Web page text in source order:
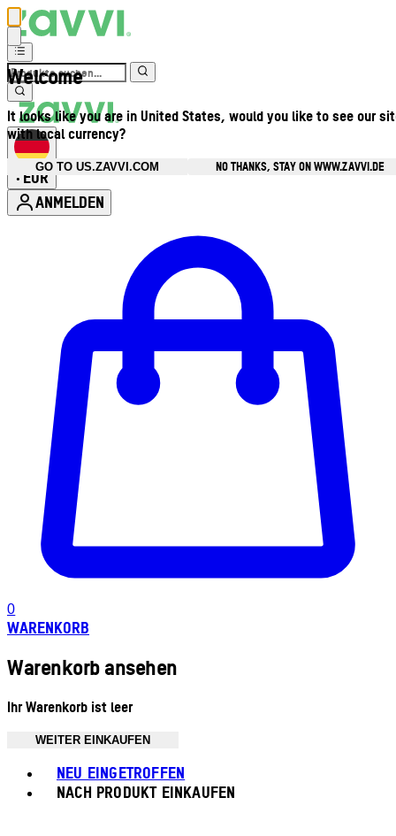
Welcome
It looks like you are in United States, would you like to see our
with local currency?
GO TO US.ZAVVI.COM
NO THANKS, STAY ON WWW.ZAVVI.DE
• EUR
ANMELDEN
0
WARENKORB
Warenkorb ansehen
Ihr Warenkorb ist leer
WEITER EINKAUFEN
NEU EINGETROFFEN
NACH PRODUKT EINKAUFEN